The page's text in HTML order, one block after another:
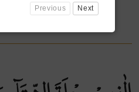
orang-orang Quraisy,
Previous Next